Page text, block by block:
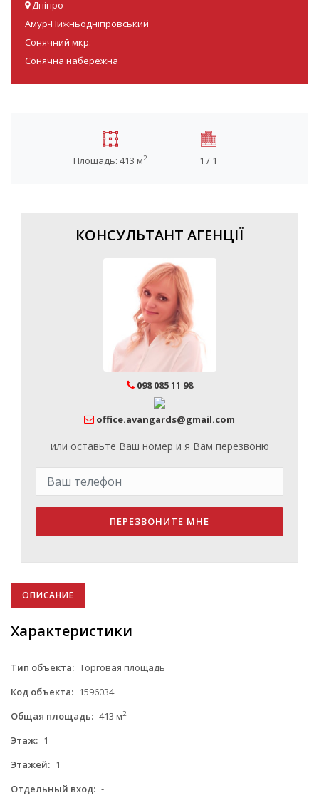
Дніпро
Амур-Нижньодніпровський
Сонячний мкр.
Сонячна набережна
Площадь: 413 м2 1 / 1
КОНСУЛЬТАНТ АГЕНЦІЇ
098 085 11 98
office.avangards@gmail.com
или оставьте Ваш номер и я Вам перезвоню
ПЕРЕЗВОНИТЕ МНЕ
ОПИСАНИЕ
Характеристики
Тип объекта: Торговая площадь
Код объекта: 1596034
Общая площадь: 413 м2
Этаж: 1
Этажей: 1
Отдельный вход: -